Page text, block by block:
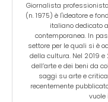
Giornalista
(n. 1975) è l'ideatore e
italiano dedicato
contemporanea. In
settore per le quali si è
della cultura. Nel 2019
dell’arte e dei beni da
saggi su arte e
recentemente
vuole